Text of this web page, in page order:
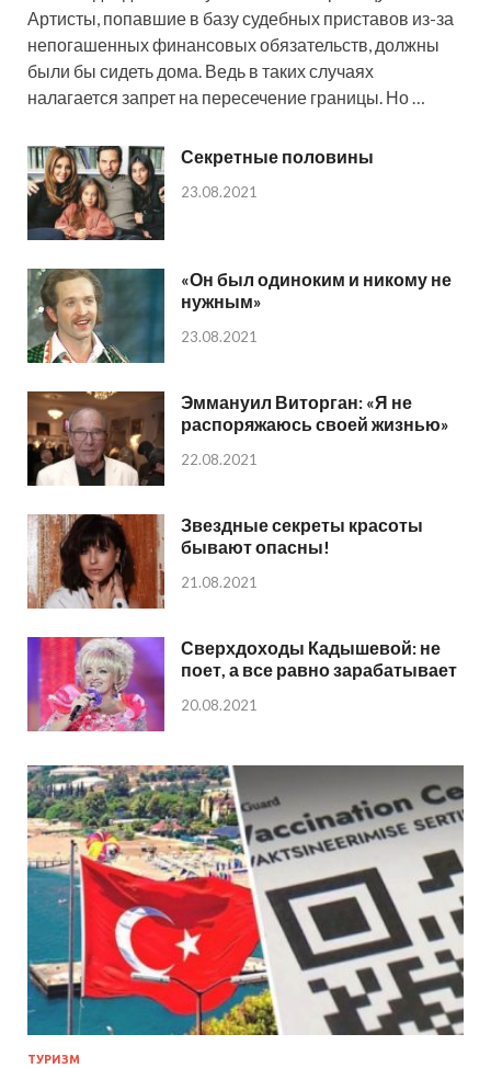
Артисты, попавшие в базу судебных приставов из-за
непогашенных финансовых обязательств, должны
были бы сидеть дома. Ведь в таких случаях
налагается запрет на пересечение границы. Но …
Секретные половины
23.08.2021
«Он был одиноким и никому не
нужным»
23.08.2021
Эммануил Виторган: «Я не
распоряжаюсь своей жизнью»
22.08.2021
Звездные секреты красоты
бывают опасны!
21.08.2021
Сверхдоходы Кадышевой: не
поет, а все равно зарабатывает
20.08.2021
ТУРИЗМ